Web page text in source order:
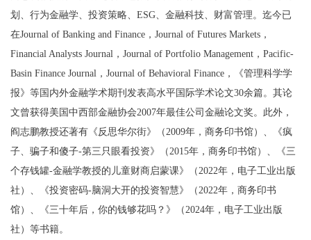
划、行为金融学、投资策略、ESG、金融科技、财富管理。迄今已
在Journal of Banking and Finance，Journal of Futures Markets，
Financial Analysts Journal，Journal of Portfolio Management，Pacific-
Basin Finance Journal，Journal of Behavioral Finance ，《管理科学学
报》等国内外金融学术期刊发表高水平国际学术论文30余篇。其论
文曾获得美国中西部金融协会2007年最佳公司金融论文奖。此外，
阎志鹏教授还著有《反思华尔街》（2009年，商务印书馆）、《疯
子、骗子和傻子-第三只眼看投资》（2015年，商务印书馆）、《三
个存钱罐-金融学教授的儿童财商启蒙课》（2022年，电子工业出版
社）、《投资密码-脑洞大开的投资智慧》（2022年，商务印书
馆）、《三十年后，你的钱够花吗？》（2024年，电子工业出版
社）等书籍。